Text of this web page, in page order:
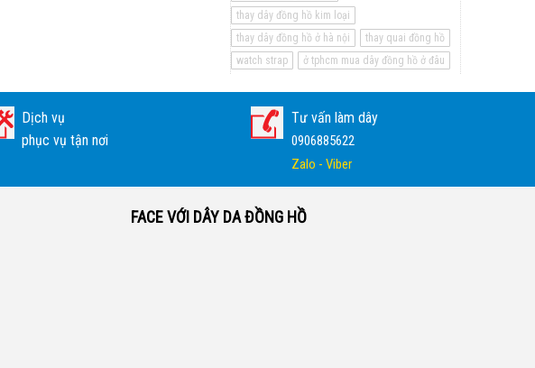
thay dây đồng hồ kim loại
thay dây đồng hồ ở hà nội
thay quai đồng hồ
watch strap
ở tphcm mua dây đồng hồ ở đâu
Dịch vụ
phục vụ tận nơi
Tư vấn làm dây
0906885622
Zalo - Viber
FACE VỚI DÂY DA ĐỒNG HỒ